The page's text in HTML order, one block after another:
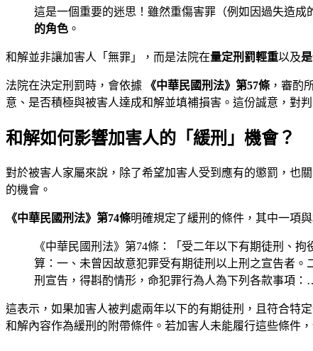
這是一個重要的迷思！雖然重傷害罪（例如因過失造
的角色 。
和解並非讓加害人「無罪」，而是法院在量定刑罰輕重以及
法院在決定刑罰時，會依據 《中華民國刑法》第57條 ，審酌
意、是否積極與被害人達成和解並填補損害。這份誠意，對
和解如何影響加害人的「緩刑」機會？
對於被害人家屬來說，除了希望加害人受到應有的懲罰，也
的機會。
《中華民國刑法》第74條明確規定了緩刑的條件，其中一項
《中華民國刑法》第74條：「受二年以下有期徒刑、
算：一、未曾因故意犯罪受有期徒刑以上刑之宣告者
刑宣告，得斟酌情形，命犯罪行為人為下列各款事項
這表示，如果加害人被判處兩年以下的有期徒刑，且符合特
和解內容作為緩刑的附帶條件。若加害人未能履行這些條件